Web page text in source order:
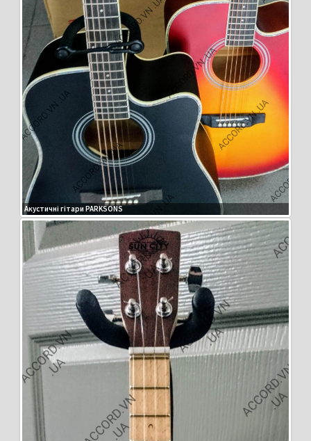
Акустичні гітари PARKSONS